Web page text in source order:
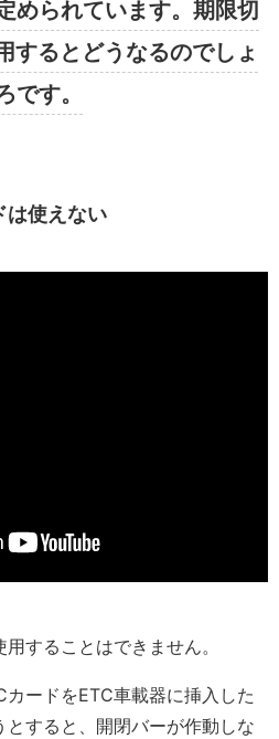
められています。期限切
するとどうなるのでしょ
です。
は使えない
することはできません。
ードをETC車載器に挿入した
すると、開閉バーが作動しな